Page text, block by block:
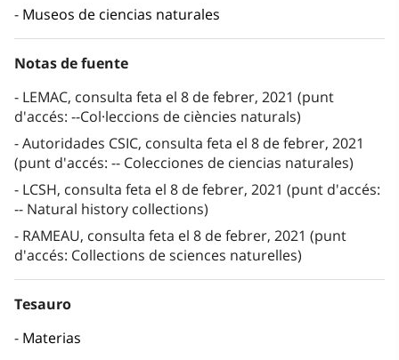
Museos de ciencias naturales
Notas de fuente
LEMAC, consulta feta el 8 de febrer, 2021 (punt
d'accés: --Col·leccions de ciències naturals)
Autoridades CSIC, consulta feta el 8 de febrer, 2021
(punt d'accés: -- Colecciones de ciencias naturales)
LCSH, consulta feta el 8 de febrer, 2021 (punt d'accés:
-- Natural history collections)
RAMEAU, consulta feta el 8 de febrer, 2021 (punt
d'accés: Collections de sciences naturelles)
Tesauro
Materias